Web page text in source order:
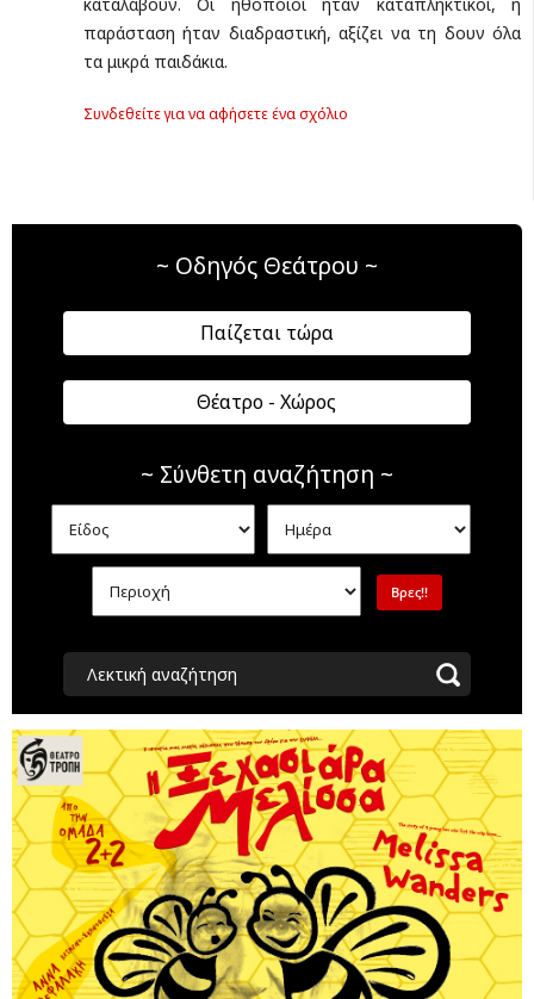
παράσταση ήταν διαδραστική, αξίζει να τη δουν όλα
τα μικρά παιδάκια.
Συνδεθείτε για να αφήσετε ένα σχόλιο
~ Οδηγός Θεάτρου ~
Παίζεται τώρα
Θέατρο - Χώρος
~ Σύνθετη αναζήτηση ~
Λεκτική αναζήτηση